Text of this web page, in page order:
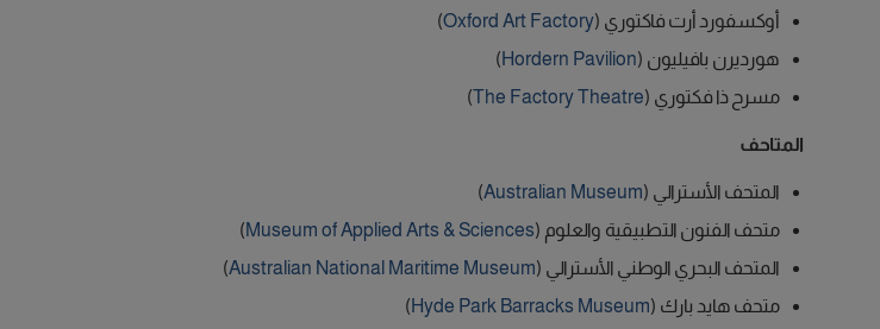
أوكسفورد أرت فاكتوري (Oxford Art Factory
)
هورديرن بافيليون (Hordern Pavilion
)
مسرح ذا فكتوري (The Factory Theatre
)
المتاحف
المتحف الأسترالي (Australian Museum
)
متحف الفنون التطبيقية والعلوم (Museum of Applied Arts & Sciences
)
المتحف البحري الوطني الأسترالي (Australian National Maritime Museum
)
متحف هايد بارك (Hyde Park Barracks Museum
)